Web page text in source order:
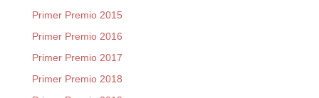
Primer Premio 2015
Primer Premio 2016
Primer Premio 2017
Primer Premio 2018